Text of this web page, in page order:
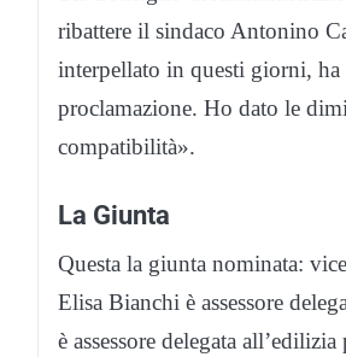
ribattere il sindaco Antonino
interpellato in questi giorni,
proclamazione. Ho dato le
compatibilità».
La Giunta
Questa la giunta nominata:
Elisa Bianchi è assessore
è assessore delegata